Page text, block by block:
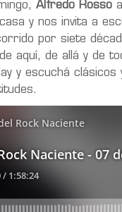
Alfredo Rosso
y nos invita a
por siete
aquí, de allá y de
y escuchá clásicos